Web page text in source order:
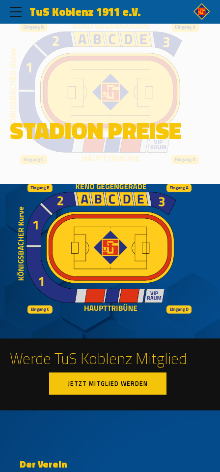
TuS Koblenz 1911 e.V.
STADION PREISE
Werde TuS Koblenz Mitglied
JETZT MITGLIED WERDEN
Der Verein